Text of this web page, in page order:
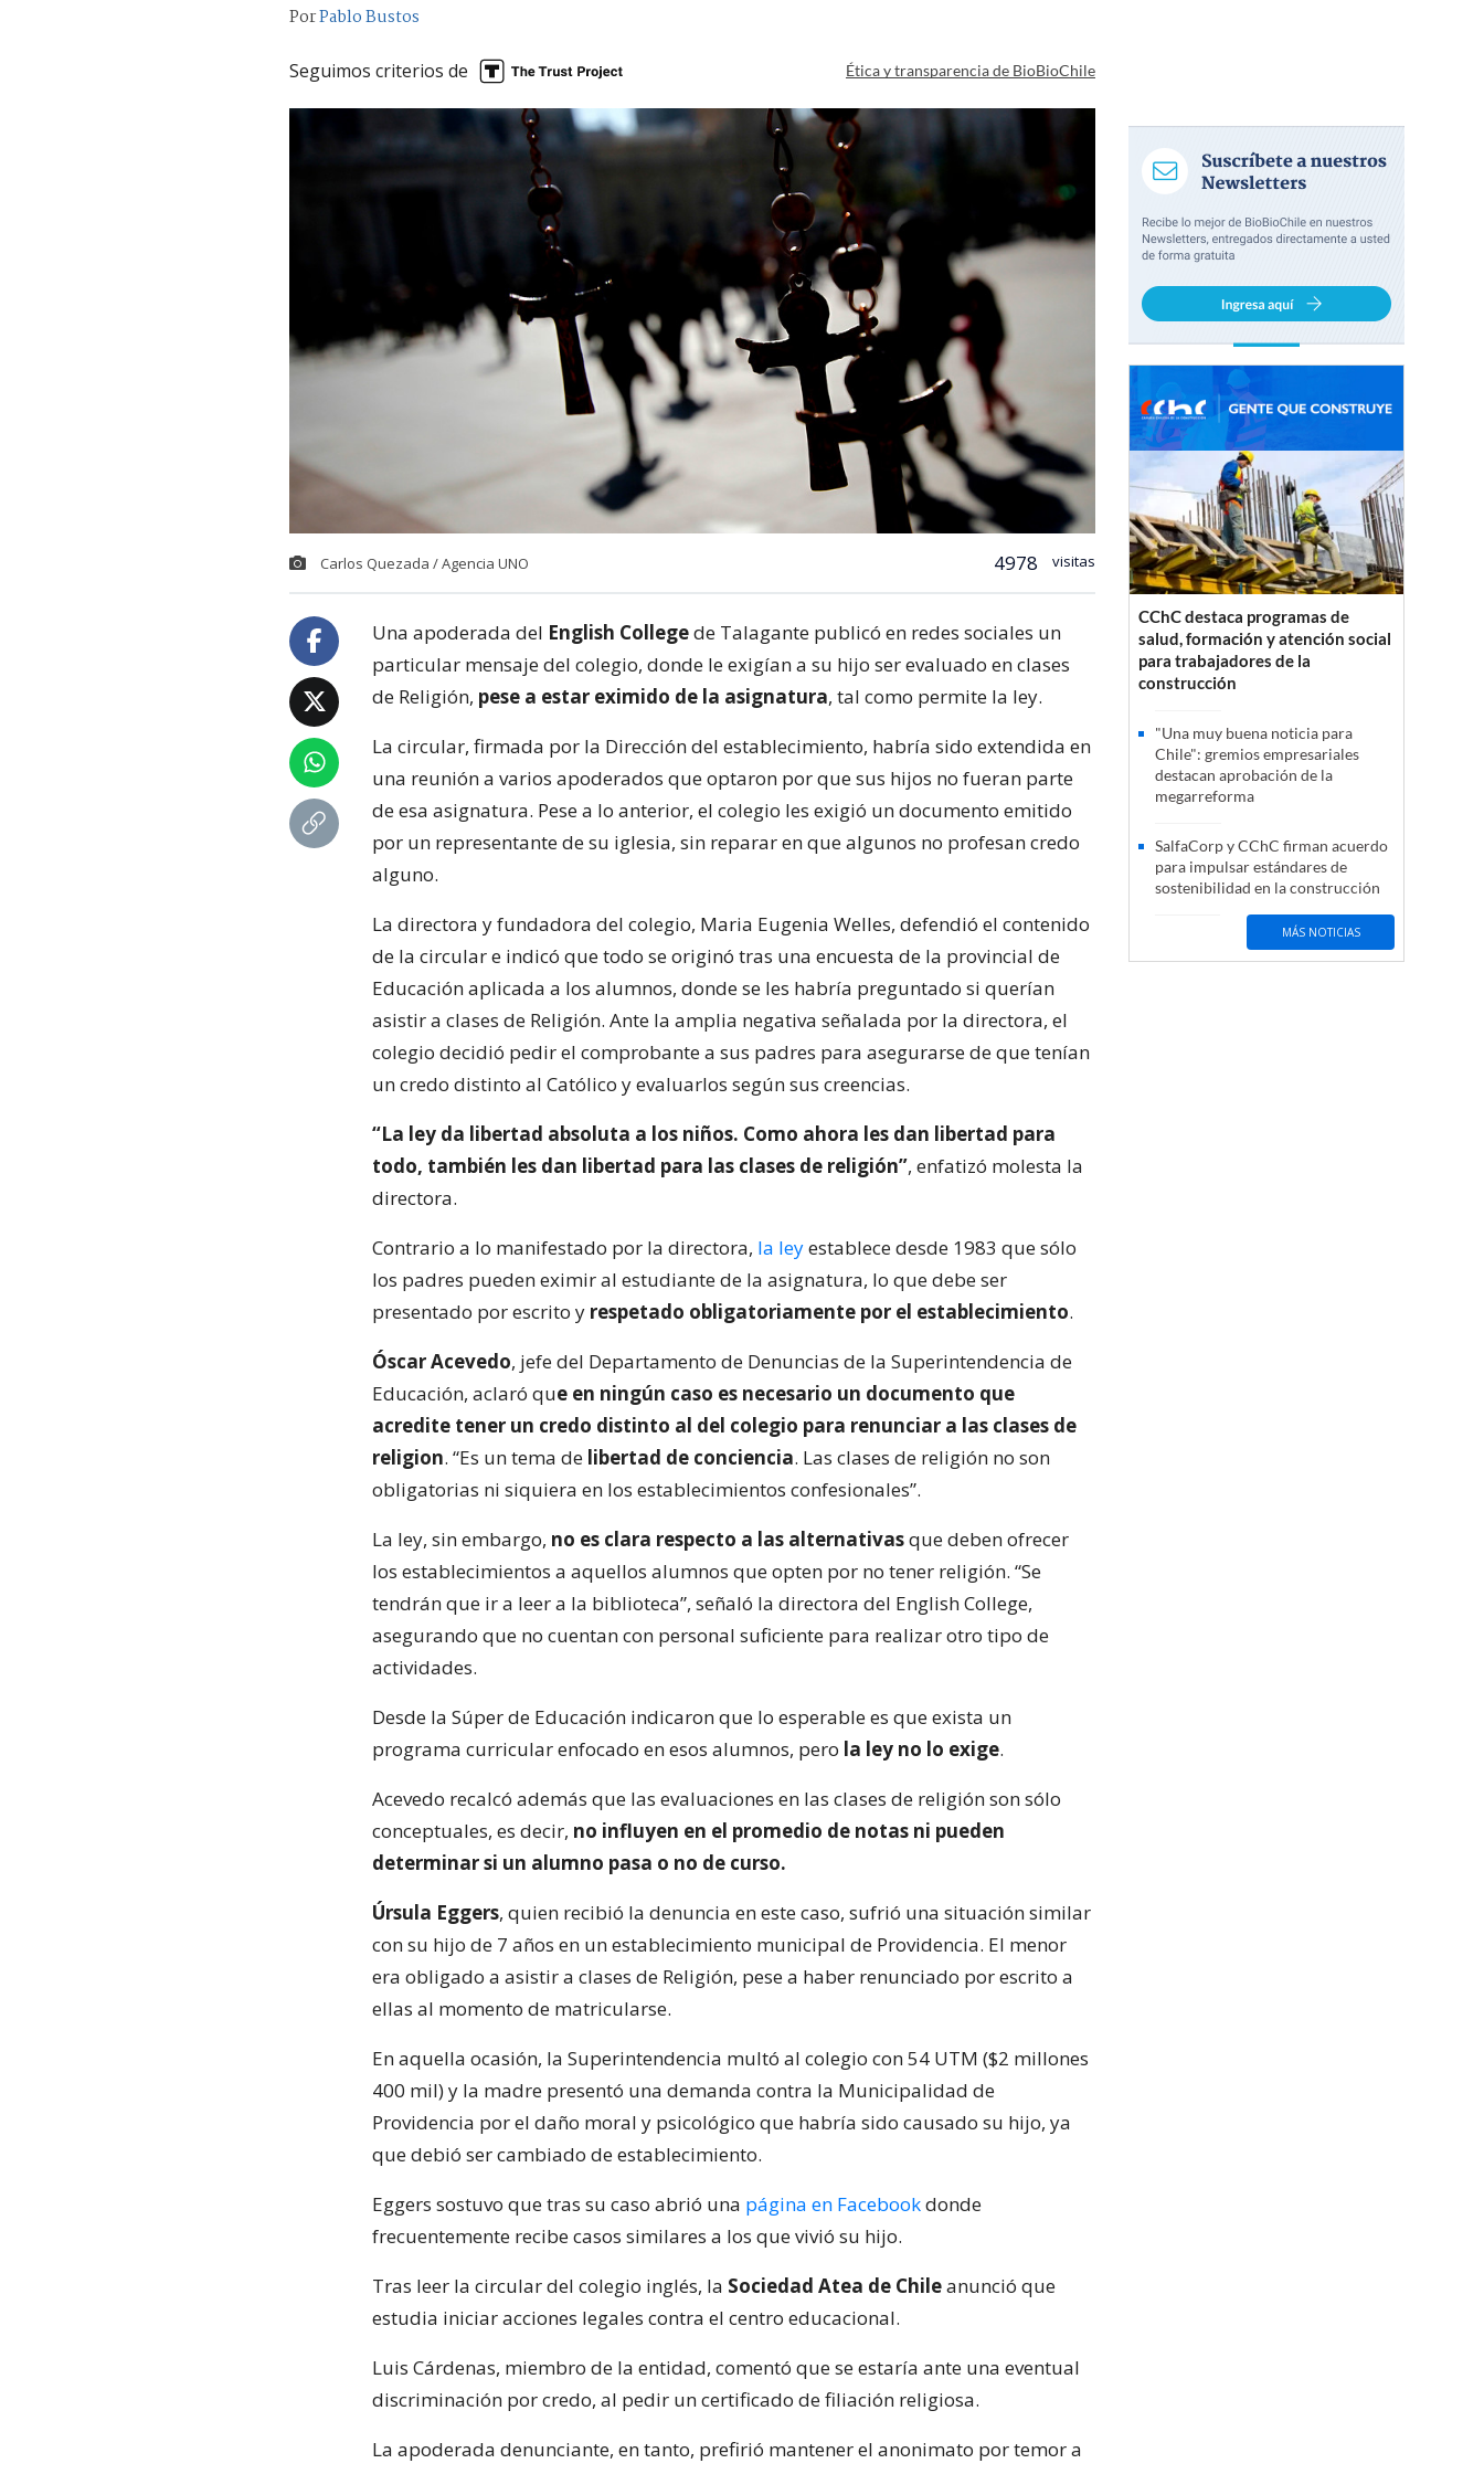
PorPablo Bustos
Seguimos criterios de Ética y transparencia de BioBioChile
Carlos Quezada / Agencia UNO 4978 visitas
Una apoderada del English Collegede Talagante publicó en redes sociales un
particular mensaje del colegio, donde le exigían a su hijo ser evaluado en clases
de Religión, pese a estar eximido de la asignatura, tal como permite la ley.
La circular, firmada por la Dirección del establecimiento, habría sido extendida en
una reunión a varios apoderados que optaron por que sus hijos no fueran parte
de esa asignatura. Pese a lo anterior, el colegio les exigió un documento emitido
por un representante de su iglesia, sin reparar en que algunos no profesan credo
alguno.
La directora y fundadora del colegio, Maria Eugenia Welles, defendió el contenido
de la circular e indicó que todo se originó tras una encuesta de la provincial de
Educación aplicada a los alumnos, donde se les habría preguntado si querían
asistir a clases de Religión. Ante la amplia negativa señalada por la directora, el
colegio decidió pedir el comprobante a sus padres para asegurarse de que tenían
un credo distinto al Católico y evaluarlos según sus creencias.
“La ley da libertad absoluta a los niños. Como ahora les dan libertad para
todo, también les dan libertad para las clases de religión”, enfatizó molesta la
directora.
Contrario a lo manifestado por la directora, la leyestablece desde 1983 que sólo
los padres pueden eximir al estudiante de la asignatura, lo que debe ser
presentado por escrito y respetado obligatoriamente por el establecimiento.
Óscar Acevedo, jefe del Departamento de Denuncias de la Superintendencia de
Educación, aclaró que en ningún caso es necesario un documento que
acredite tener un credo distinto al del colegio para renunciar a las clases de
religion. “Es un tema de libertad de conciencia. Las clases de religión no son
obligatorias ni siquiera en los establecimientos confesionales”.
La ley, sin embargo, no es clara respecto a las alternativasque deben ofrecer
los establecimientos a aquellos alumnos que opten por no tener religión. “Se
tendrán que ir a leer a la biblioteca”, señaló la directora del English College,
asegurando que no cuentan con personal suficiente para realizar otro tipo de
actividades.
Desde la Súper de Educación indicaron que lo esperable es que exista un
programa curricular enfocado en esos alumnos, pero la ley no lo exige.
Acevedo recalcó además que las evaluaciones en las clases de religión son sólo
conceptuales, es decir, no influyen en el promedio de notas ni pueden
determinar si un alumno pasa o no de curso.
Úrsula Eggers, quien recibió la denuncia en este caso, sufrió una situación similar
con su hijo de 7 años en un establecimiento municipal de Providencia. El menor
era obligado a asistir a clases de Religión, pese a haber renunciado por escrito a
ellas al momento de matricularse.
En aquella ocasión, la Superintendencia multó al colegio con 54 UTM ($2 millones
400 mil) y la madre presentó una demanda contra la Municipalidad de
Providencia por el daño moral y psicológico que habría sido causado su hijo, ya
que debió ser cambiado de establecimiento.
Eggers sostuvo que tras su caso abrió una página en Facebookdonde
frecuentemente recibe casos similares a los que vivió su hijo.
Tras leer la circular del colegio inglés, la Sociedad Atea de Chileanunció que
estudia iniciar acciones legales contra el centro educacional.
Luis Cárdenas, miembro de la entidad, comentó que se estaría ante una eventual
discriminación por credo, al pedir un certificado de filiación religiosa.
La apoderada denunciante, en tanto, prefirió mantener el anonimato por temor a
CChC destaca programas de
salud, formación y atención social
para trabajadores de la
construcción
"Una muy buena noticia para
Chile": gremios empresariales
destacan aprobación de la
megarreforma
SalfaCorp y CChC firman acuerdo
para impulsar estándares de
sostenibilidad en la construcción
MÁS NOTICIAS